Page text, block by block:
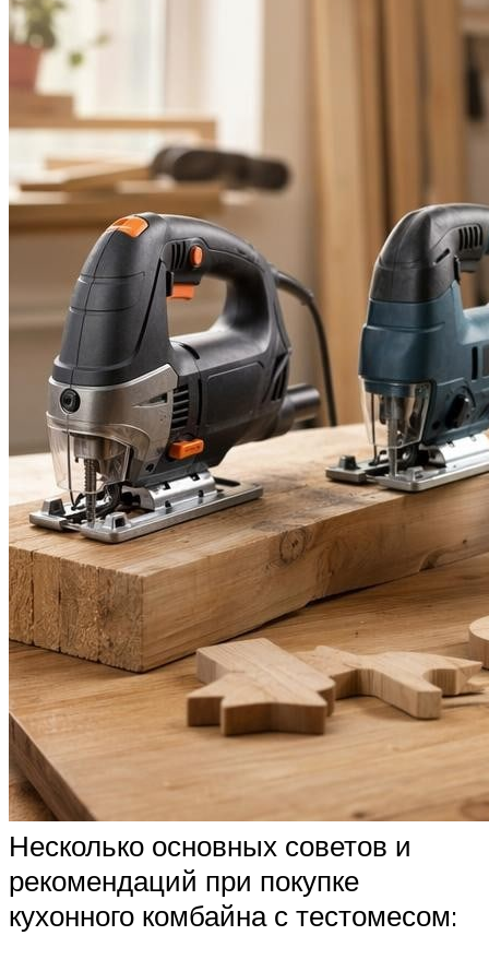
Увлажнитель
РЕМОНТ
Дрель
Перфоратор
Шуруповерт
ЗДОРОВЬЕ
МЕНЮ
Несколько основных советов и
рекомендаций при покупке
кухонного комбайна с тестомесом: